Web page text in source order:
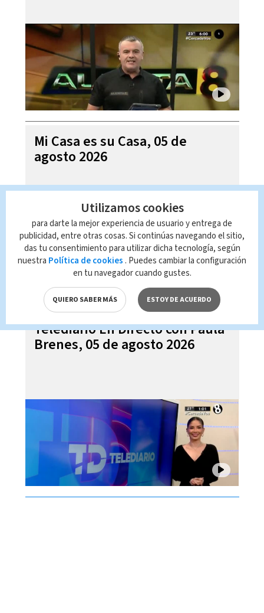
Mi Casa es su Casa, 05 de
agosto 2026
Telediario En Directo con Paula
Brenes, 05 de agosto 2026
Utilizamos cookies
para darte la mejor experiencia de usuario y entrega de
publicidad, entre otras cosas. Si continúas navegando el sitio,
das tu consentimiento para utilizar dicha tecnología, según
nuestra Política de cookies . Puedes cambiar la configuración
en tu navegador cuando gustes.
QUIERO SABER MÁS ESTOY DE ACUERDO